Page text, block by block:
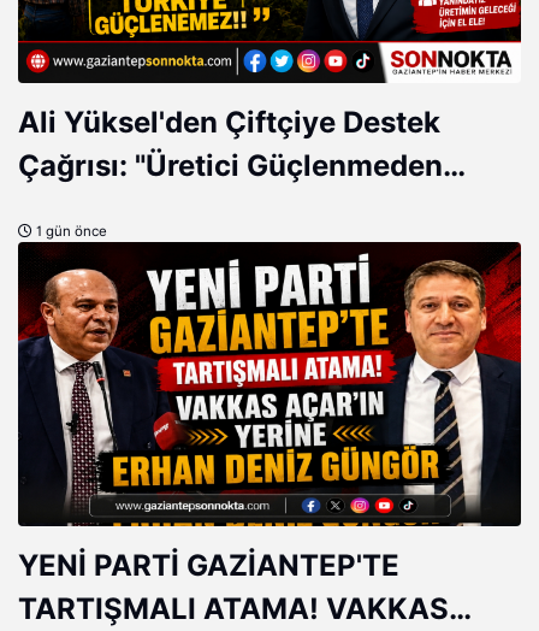
Ali Yüksel'den Çiftçiye Destek
Çağrısı: "Üretici Güçlenmeden
1 gün önce
YENİ PARTİ GAZİANTEP'TE
TARTIŞMALI ATAMA! VAKKAS